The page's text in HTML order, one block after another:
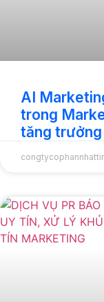
AI
trong
tăng trưởng